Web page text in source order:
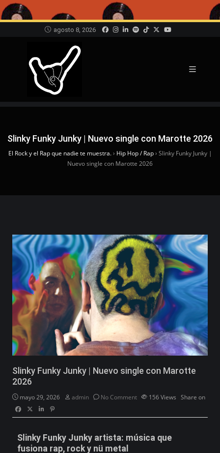
agosto 8, 2026
Slinky Funky Junky | Nuevo single con Marotte 2026
El Rock y el Rap que nadie te muestra.› Hip Hop / Rap› Slinky Funky Junky |
Nuevo single con Marotte 2026
Slinky Funky Junky | Nuevo single con Marotte
2026
mayo 29, 2026 admin No Comment 156Views Share on
Slinky Funky Junky artista: música que
fusiona rap, rock y nü metal